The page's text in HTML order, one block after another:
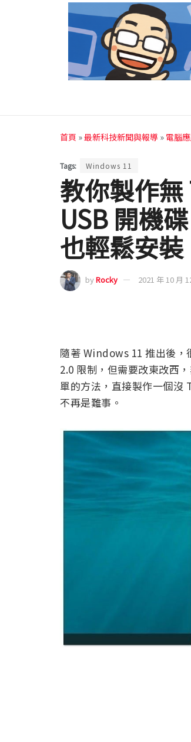
首頁 »最新科技新聞與報導 » 電腦
Tags: Windows 11
教你製作
USB 開機
也輕鬆安裝
byRocky 2021 年 10 月
隨著 Windows 11 推出後，
2.0 限制，但需要改東改西
單的方法，直接製作一個沒
不再是難事。